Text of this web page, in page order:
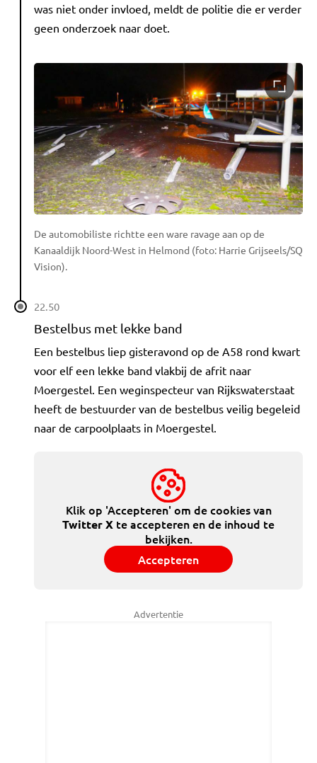
was niet onder invloed, meldt de politie die er verder
geen onderzoek naar doet.
De automobiliste richtte een ware ravage aan op de
Kanaaldijk Noord-West in Helmond (foto: Harrie Grijseels/SQ
Vision).
22.50
Bestelbus met lekke band
Een bestelbus liep gisteravond op de A58 rond kwart
voor elf een lekke band vlakbij de afrit naar
Moergestel. Een weginspecteur van Rijkswaterstaat
heeft de bestuurder van de bestelbus veilig begeleid
naar de carpoolplaats in Moergestel.
Klik op 'Accepteren' om de cookies van
Twitter X te accepteren en de inhoud te
bekijken.
Accepteren
Advertentie